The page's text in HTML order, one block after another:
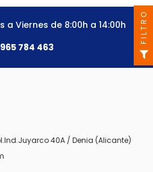
a Viernes de 8:00h a 14:00h
965 784 463
40A / Denia (Alicante)
FILTRO